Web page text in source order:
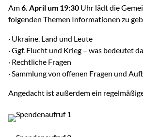
Am6. April um 19:30 Uhr lädt die
folgenden Themen Informationen zu
· Ukraine. Land und Leute
·Ggf. Flucht und Krieg – was bedeutet
· Rechtliche Fragen
·Sammlung von offenen Fragen und
Angedacht ist außerdem ein